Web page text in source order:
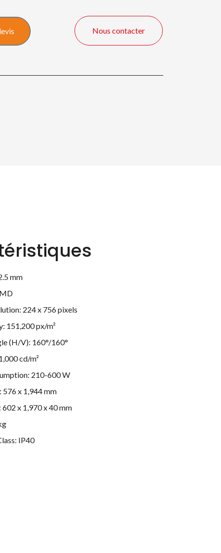
Nous contacter
mm
224 x 756 pixels
151,200 px/m²
(H/V): 160°/160°
cd/m²
210-600 W
576 x 1,944 mm
602 x 1,970 x 40 mm
IP40